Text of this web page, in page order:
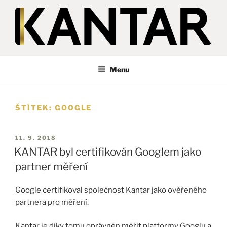
Přejít
obsahu
webu
Menu
ŠTÍTEK: GOOGLE
PUBLIKOVÁNO
11. 9. 2018
KANTAR byl certifikován Googlem jako
partner měření
Google certifikoval společnost Kantar jako ověřeného
partnera pro měření.